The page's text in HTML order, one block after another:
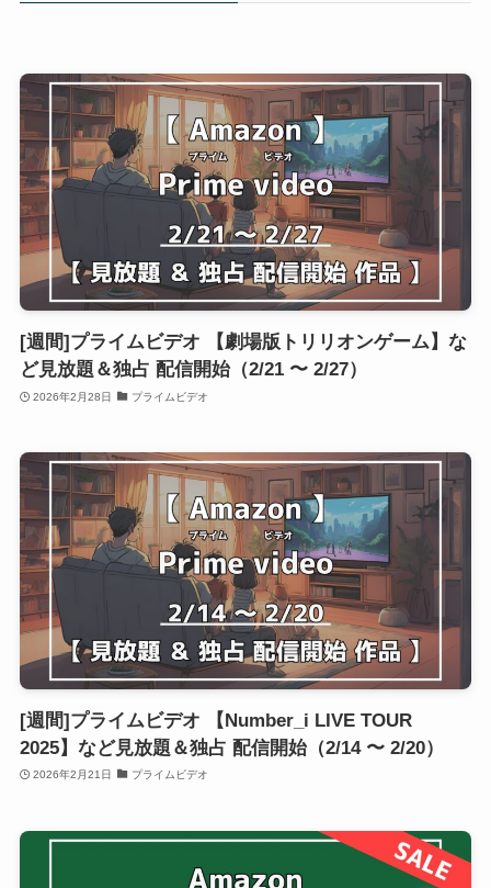
[週間]プライムビデオ 【劇場版トリリオンゲーム】な
ど見放題＆独占 配信開始（2/21 〜 2/27）
2026年2月28日 プライムビデオ
[週間]プライムビデオ 【Number_i LIVE TOUR
2025】など見放題＆独占 配信開始（2/14 〜 2/20）
2026年2月21日 プライムビデオ